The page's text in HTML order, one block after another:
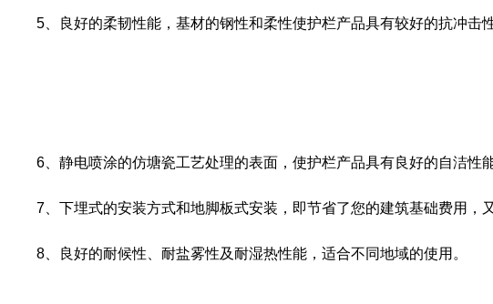
5、良好的柔韧性能，基材的钢性和柔性使护栏产品具有较好的抗冲击性
6、静电喷涂的仿塘瓷工艺处理的表面，使护栏产品具有良好的自洁性能
7、下埋式的安装方式和地脚板式安装，即节省了您的建筑基础费用，又
8、良好的耐候性、耐盐雾性及耐湿热性能，适合不同地域的使用。